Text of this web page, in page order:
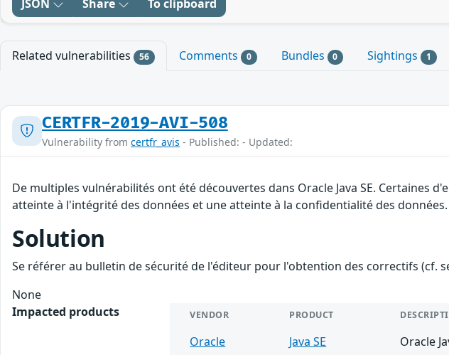
JSON Share To clipboard
Related vulnerabilities 56 Comments 0 Bundles 0 Sightings 1
CERTFR-2019-AVI-508
Vulnerability from certfr_avis - Published: - Updated:
De multiples vulnérabilités ont été découvertes dans Oracle Java SE.
atteinte à l'intégrité des données et une atteinte à la confidentialité des données.
Solution
Se référer au bulletin de sécurité de l'éditeur pour l'obtention des correctifs (cf.
None
Impacted products
VENDOR PRODUCT
Oracle Java SE Oracle